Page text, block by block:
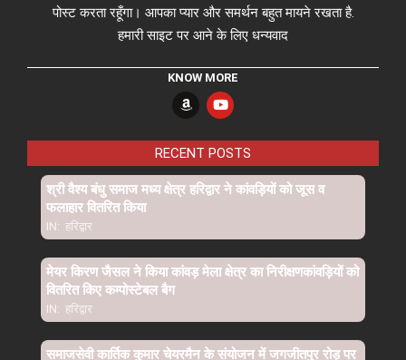
पोस्ट करता रहूँगा। आपका प्यार और समर्थन बहुत मायने रखता है.
हमारी साइट पर आने के लिए धन्यवाद
KNOW MORE
RECENT POSTS
श्री वैश्य बंधु समाज मध्य क्षेत्र हरिद्वार ने कांवड़ियों को जूस व
फलाहार वितरित किया
IN: हरिद्वार
मेयर किरण जैसल ने किया कांवड़ मेला क्षेत्र का निरीक्षणकांवड़ियों को
वितरित किए कम्पोस्टेबल बैग
IN: हरिद्वार
समाजसेवी कार्तिक कुमार चेयरमैन के संयोजन में जगजीतपुर रोड़ पर